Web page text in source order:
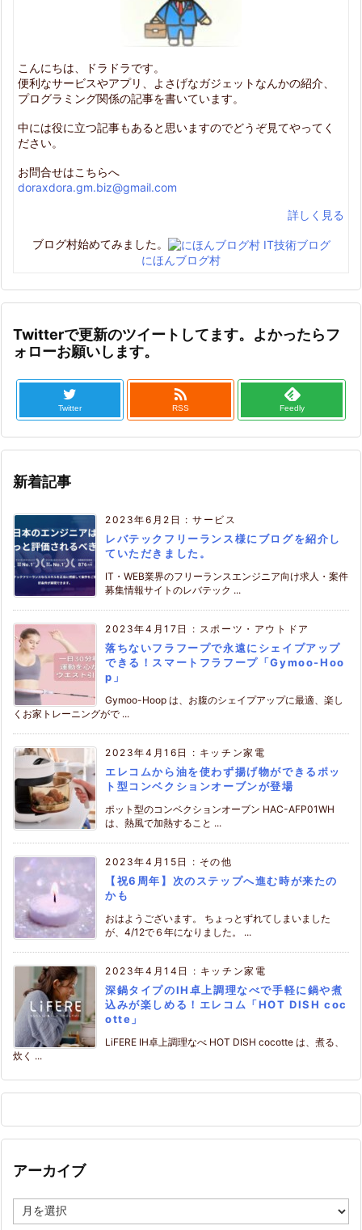
こんにちは、ドラドラです。
便利なサービスやアプリ、よさげなガジェットなんかの紹介、
プログラミング関係の記事を書いています。
中には役に立つ記事もあると思いますのでどうぞ見てやってく
ださい。
お問合せはこちらへ
doraxdora.gm.biz@gmail.com
詳しく見る
ブログ村始めてみました。
にほんブログ村
Twitterで更新のツイートしてます。よかったらフ
ォローお願いします。
Twitter

RSS Feedly
新着記事
2023年6月2日 :サービス
レバテックフリーランス様にブログを紹介し
ていただきました。
IT・WEB業界のフリーランスエンジニア向け求人・案件
募集情報サイトのレバテック ...
2023年4月17日 : スポーツ・アウトドア
落ちないフラフープで永遠にシェイプアップ
できる！スマートフラフープ「Gymoo-Hoo
p」
Gymoo-Hoop は、お腹のシェイプアップに最適、楽し
くお家トレーニングがで ...
2023年4月16日 : キッチン家電
エレコムから油を使わず揚げ物ができるポッ
ト型コンベクションオーブンが登場
ポット型のコンベクションオーブン HAC-AFP01WH
は、熱風で加熱すること ...
2023年4月15日 : その他
【祝6周年】次のステップへ進む時が来たの
かも
おはようございます。 ちょっとずれてしまいました
が、4/12で６年になりました。 ...
2023年4月14日 : キッチン家電
深鍋タイプのIH卓上調理なべで手軽に鍋や煮
込みが楽しめる！エレコム「HOT DISH coc
otte」
LiFERE IH卓上調理なべ HOT DISH cocotte は、煮る、
炊く ...
アーカイブ
ー